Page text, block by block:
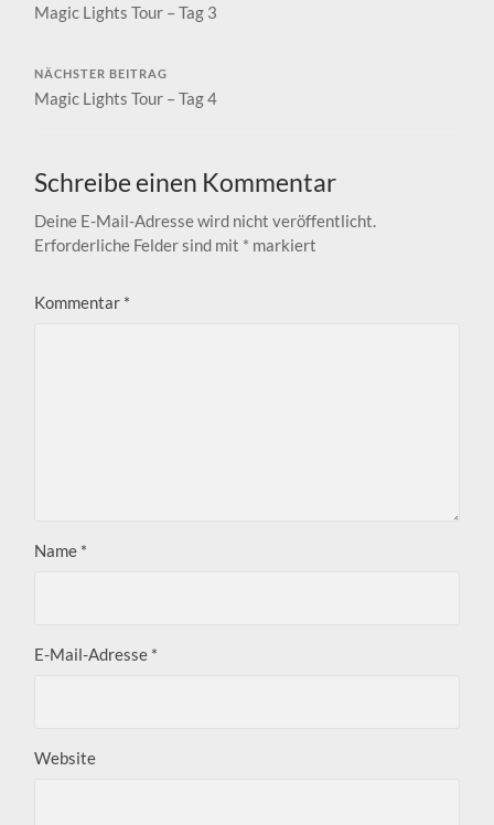
Magic Lights Tour – Tag 3
NÄCHSTER BEITRAG
Magic Lights Tour – Tag 4
Schreibe einen Kommentar
Deine E-Mail-Adresse wird nicht veröffentlicht.
Erforderliche Felder sind mit * markiert
Kommentar *
Name *
E-Mail-Adresse *
Website